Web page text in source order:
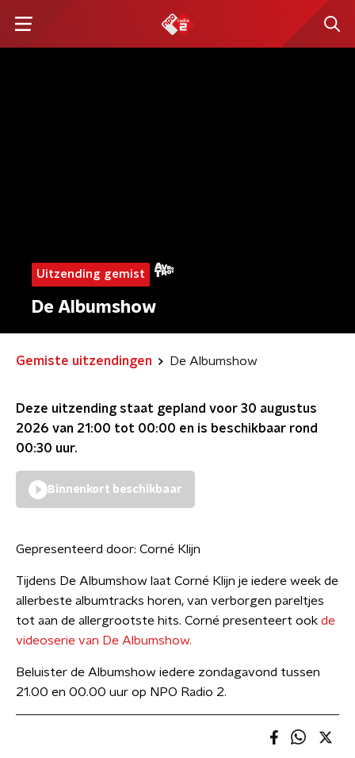
Uitzending gemist
De Albumshow
Gemiste uitzendingen De Albumshow
Deze uitzending staat gepland voor 30 augustus
2026 van 21:00 tot 00:00 en is beschikbaar rond
00:30 uur.
Binnenkort beschikbaar
Gepresenteerd door: Corné Klijn
Tijdens De Albumshow laat Corné Klijn je iedere week de
allerbeste albumtracks horen, van verborgen pareltjes
tot aan de allergrootste hits. Corné presenteert ook de
videoserie van De Albumshow.
Beluister de Albumshow iedere zondagavond tussen
21.00 en 00.00 uur op NPO Radio 2.